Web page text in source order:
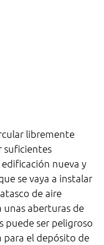
libremente
suficientes
nueva y
se vaya a instalar
de aire
aberturas de
puede ser peligroso
para el depósito de